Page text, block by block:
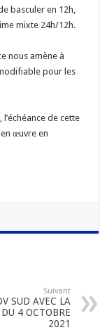
basculer en 12h,
mixte 24h/12h.
nous amène à
pour les
de cette
œuvre en
Suivant
SUD AVEC LA
4 OCTOBRE
2021